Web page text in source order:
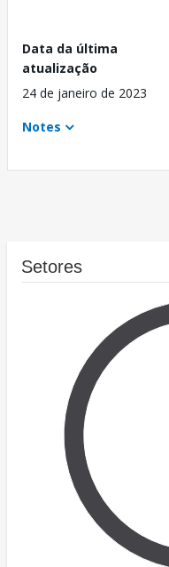
Data da última
atualização
24 de janeiro de 2023
Notes
Setores